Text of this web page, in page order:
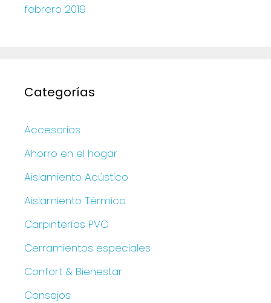
febrero 2019
Categorías
Accesorios
Ahorro en el hogar
Aislamiento Acústico
Aislamiento Térmico
Carpinterías PVC
Cerramientos especiales
Confort & Bienestar
Consejos